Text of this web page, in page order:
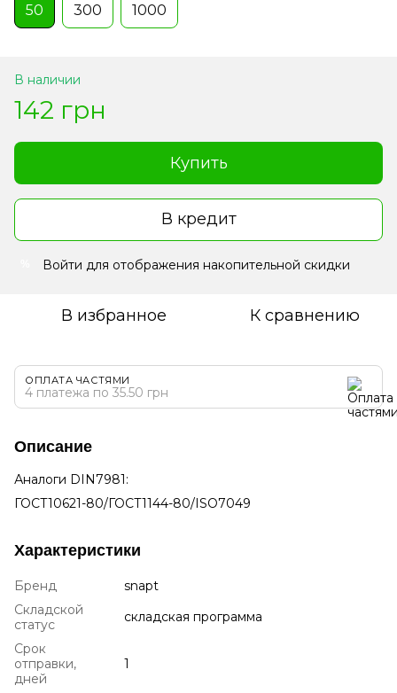
50
300 1000
В наличии
142 грн
Купить
В кредит
Войти для отображения накопительной скидки
В избранное К сравнению
ОПЛАТА ЧАСТЯМИ
4 платежа по 35.50 грн
Описание
Аналоги DIN7981:
ГОСТ10621-80/ГОСТ1144-80/ISO7049
Характеристики
Бренд
snapt
Складской
статус
складская программа
Срок
отправки,
дней
1